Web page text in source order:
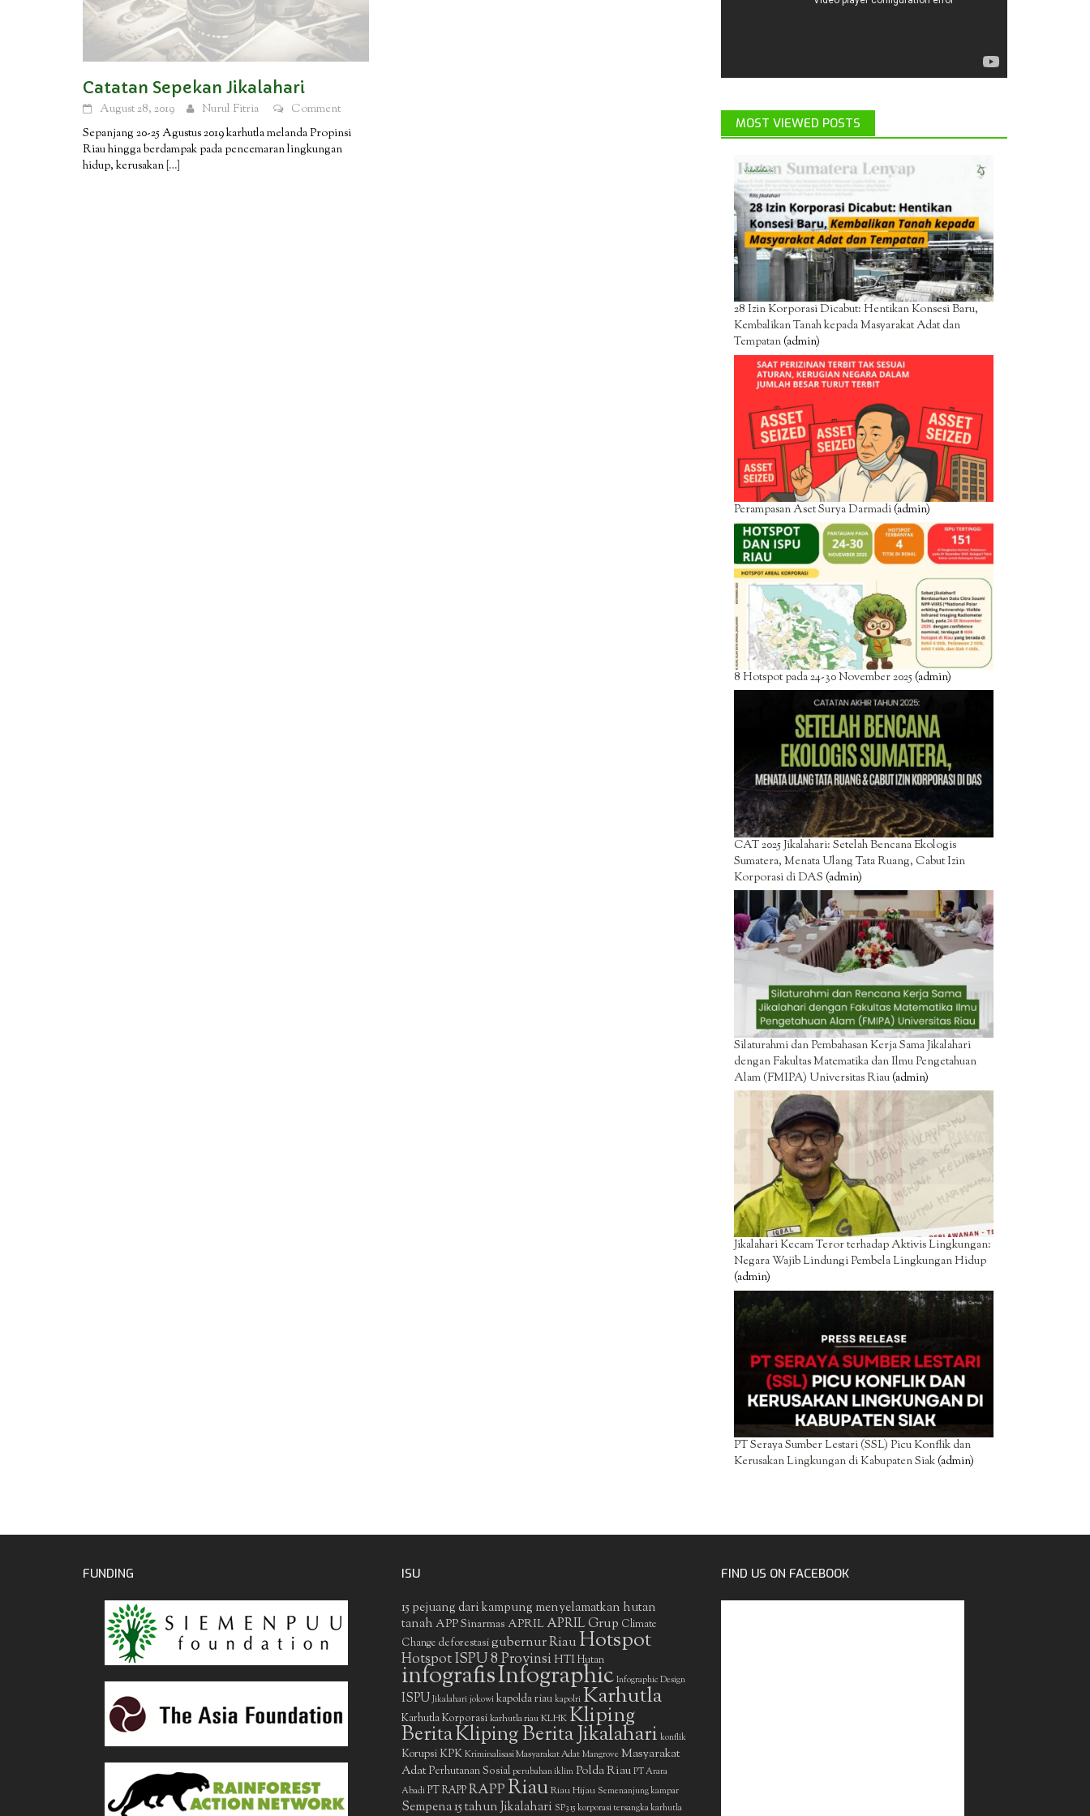
Catatan Sepekan Jikalahari
August 28, 2019 Nurul Fitria
Comment
Sepanjang 20-25 Agustus 2019 karhutla melanda Propinsi
Riau hingga berdampak pada pencemaran lingkungan
hidup, kerusakan […]
MOST VIEWED POSTS
28 Izin Korporasi Dicabut: Hentikan Konsesi Baru,
Kembalikan Tanah kepada Masyarakat Adat dan
Tempatan(admin)
Perampasan Aset Surya Darmadi(admin)
8 Hotspot pada 24-30 November 2025(admin)
CAT 2025 Jikalahari: Setelah Bencana Ekologis
Sumatera, Menata Ulang Tata Ruang, Cabut Izin
Korporasi di DAS (admin)
Silaturahmi dan Pembahasan Kerja Sama Jikalahari
dengan Fakultas Matematika dan Ilmu Pengetahuan
Alam (FMIPA) Universitas Riau(admin)
Jikalahari Kecam Teror terhadap Aktivis Lingkungan:
Negara Wajib Lindungi Pembela Lingkungan Hidup
(admin)
PT Seraya Sumber Lestari (SSL) Picu Konflik dan
Kerusakan Lingkungan di Kabupaten Siak(admin)
FUNDING ISU
15 pejuang dari kampung menyelamatkan hutan
tanah APP Sinarmas APRIL APRIL Grup Climate
Change deforestasigubernur RiauHotspot
Hotspot ISPU 8 ProvinsiHTIHutan
infografisInfographic Infographic Design
ISPU Jikalahari jokowi kapolda riau kapolri Karhutla
Karhutla Korporasi karhutla riau KLHKKliping
BeritaKliping Berita Jikalahari konflik
Korupsi KPK Kriminalisasi Masyarakat Adat Mangrove Masyarakat
AdatPerhutanan Sosial perubahan iklim Polda Riau PT Arara
Abadi PT RAPPRAPPRiauRiau Hijau Semenanjung kampar
Sempena 15 tahun Jikalahari SP3 15 korporasi tersangka karhutla
FIND US ON FACEBOOK